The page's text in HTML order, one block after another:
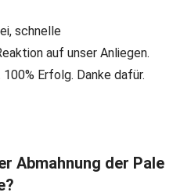
schnelle
auf unser Anliegen.
Erfolg. Danke dafür.
Abmahnung der Pale